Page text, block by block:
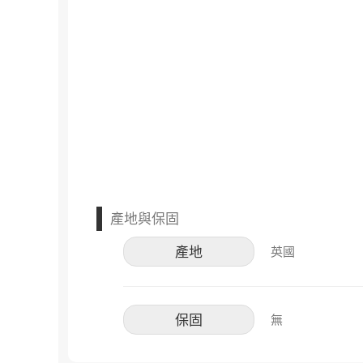
產地與保固
產地
英國
保固 無